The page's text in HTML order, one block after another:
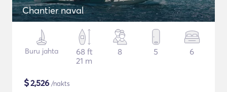
Chantier naval
Buru jahta
68 ft
21 m
8 5 6
$2,526 /nakts